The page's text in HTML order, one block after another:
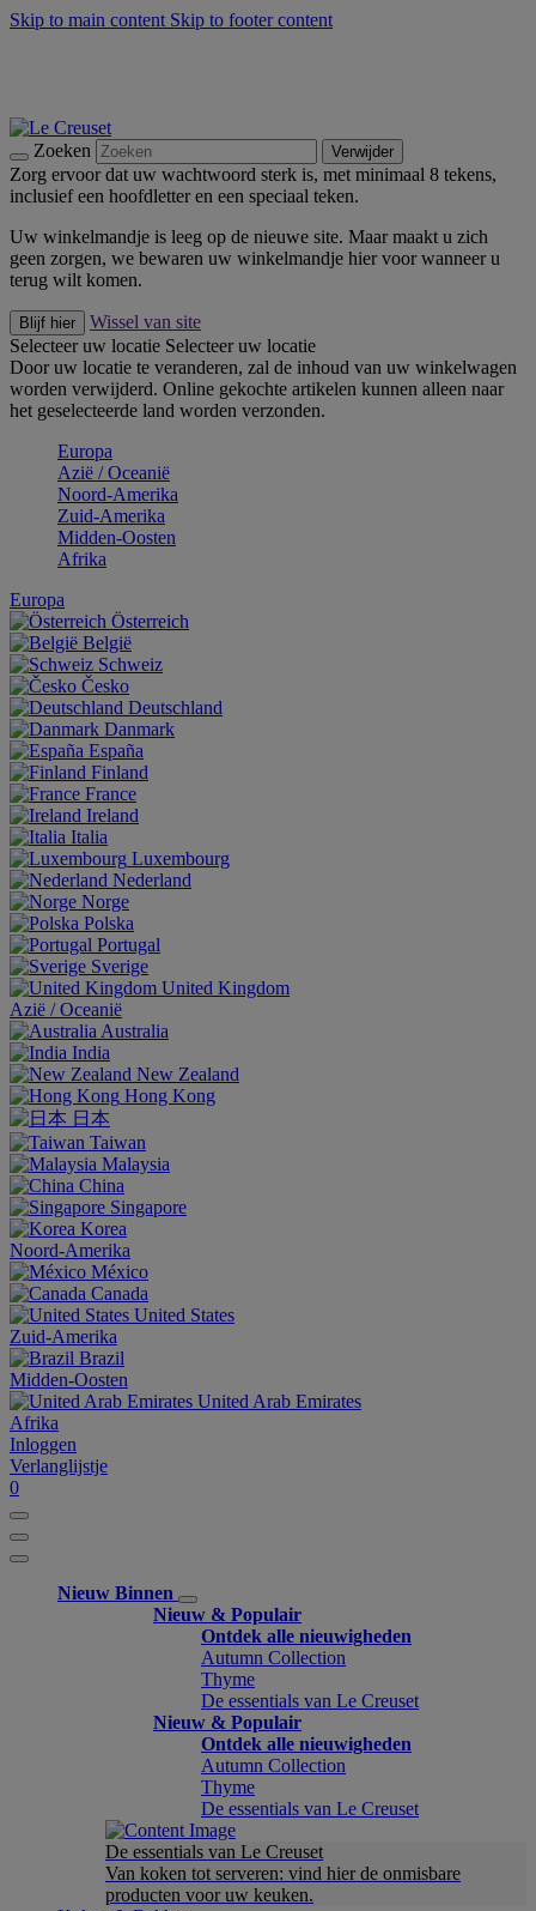
Skip to main content Skip to footer content
Zoeken Verwijder
Zorg ervoor dat uw wachtwoord sterk is, met minimaal 8 tekens,
inclusief een hoofdletter en een speciaal teken.
Uw winkelmandje is leeg op de nieuwe site. Maar maakt u zich
geen zorgen, we bewaren uw winkelmandje hier voor wanneer u
terug wilt komen.
Blijf hier
Wissel van site
Selecteer uw locatie Selecteer uw locatie
Door uw locatie te veranderen, zal de inhoud van uw winkelwagen
worden verwijderd. Online gekochte artikelen kunnen alleen naar
het geselecteerde land worden verzonden.
Europa
Aziё / Oceaniё
Noord-Amerika
Zuid-Amerika
Midden-Oosten
Afrika
Europa
Österreich
België
Schweiz
Česko
Deutschland
Danmark
España
Finland
France
Ireland
Italia
Luxembourg
Nederland
Norge
Polska
Portugal
Sverige
United Kingdom
Aziё / Oceaniё
Australia
India
New Zealand
Hong Kong
日本
Taiwan
Malaysia
China
Singapore
Korea
Noord-Amerika
México
Canada
United States
Zuid-Amerika
Brazil
Midden-Oosten
United Arab Emirates
Afrika
Inloggen
Verlanglijstje
0
Nieuw Binnen
Nieuw & Populair
Ontdek alle nieuwigheden
Autumn Collection
Thyme
De essentials van Le Creuset
Nieuw & Populair
Ontdek alle nieuwigheden
Autumn Collection
Thyme
De essentials van Le Creuset
De essentials van Le Creuset
Van koken tot serveren: vind hier de onmisbare
producten voor uw keuken.